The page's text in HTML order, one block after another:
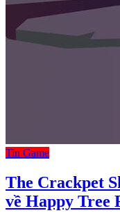
Tin Game
The Crackpet
về Happy Tree